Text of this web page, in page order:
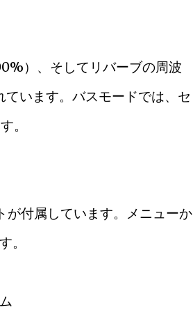
）、そしてリバーブの周波
います。バスモードでは、セ
。
付属しています。メニューか
。